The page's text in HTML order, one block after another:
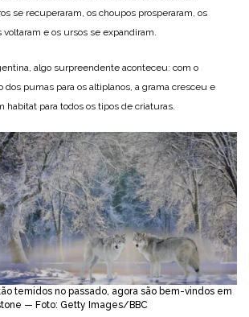
se recuperaram, os choupos prosperaram, os
voltaram e os ursos se expandiram.
algo surpreendente aconteceu: com o
dos pumas para os altiplanos, a grama cresceu e
habitat para todos os tipos de criaturas.
temidos no passado, agora são bem-vindos em
— Foto: Getty Images/BBC